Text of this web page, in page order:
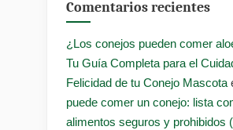
Comentarios recientes
¿Los conejos pueden comer
Tu Guía Completa para el
Felicidad de tu Conejo Mascota
puede comer un conejo: lista
alimentos seguros y prohibidos